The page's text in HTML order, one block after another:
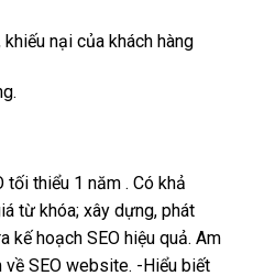
nại của khách hàng
tối thiểu 1 năm . Có khả
từ khóa; xây dựng, phát
kế hoạch SEO hiệu quả. Am
về SEO website. -Hiểu biết